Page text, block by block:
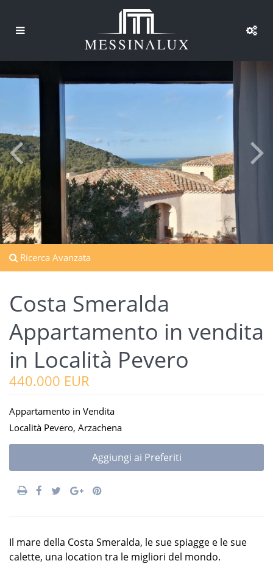
Ricerca Avanzata
Costa Smeralda
Appartamento in vendita
in Località Pevero
440.000 EUR
Appartamento in Vendita
Località Pevero, Arzachena
Aggiungi ai Preferiti
Il mare della Costa Smeralda, le sue spiagge e le sue
calette, una location tra le migliori del mondo.